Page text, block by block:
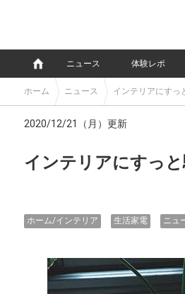
ニュース 体験レポ
ホーム ニュース インテリアにすっ
2020/12/21（月）更新
インテリアにすっ
ホーム/インテリア 生活家電 ニュ